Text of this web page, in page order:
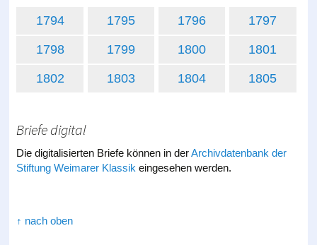
1794 1795 1796 1797
1798 1799 1800 1801
1802 1803 1804 1805
Briefe digital
Die digitalisierten Briefe können in derArchivdatenbank der
Stiftung Weimarer Klassikeingesehen werden.
↑ nach oben